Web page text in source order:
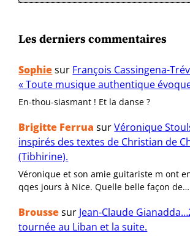
Les derniers commentaires
Sophiesur François Cassingena-
« Toute musique authentique
En-thou-siasmant ! Et la danse ?
Brigitte Ferrua surVéronique
inspirés des textes de Christian de
(Tibhirine).
Véronique et son amie guitariste m ont
qqes jours à Nice. Quelle belle façon de…
Broussesur Jean-Claude
tournée au Liban et la suite.